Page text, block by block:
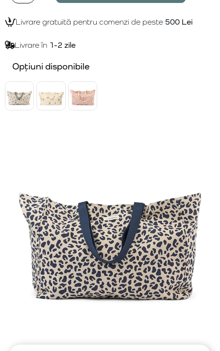
Livrare gratuită pentru comenzi de peste 500 Lei
Livrare în 1-2 zile
Opțiuni disponibile